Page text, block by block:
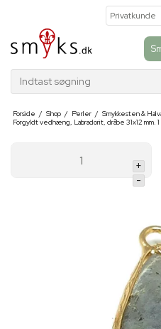
Indtast søgning
Forside / Shop / Perler / Smykkesten &
Forgyldt vedhæng, Labradorit, dråbe 31x12 mm. 1
+
-